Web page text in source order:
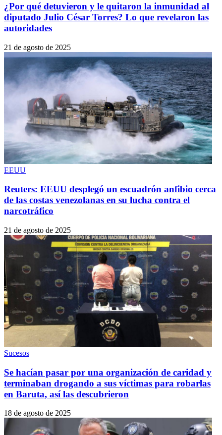
¿Por qué detuvieron y le quitaron la inmunidad al
diputado Julio César Torres? Lo que revelaron las
autoridades
21 de agosto de 2025
EEUU
Reuters: EEUU desplegó un escuadrón anfibio cerca
de las costas venezolanas en su lucha contra el
narcotráfico
21 de agosto de 2025
Sucesos
Se hacían pasar por una organización de caridad y
terminaban drogando a sus víctimas para robarlas
en Baruta, así las descubrieron
18 de agosto de 2025